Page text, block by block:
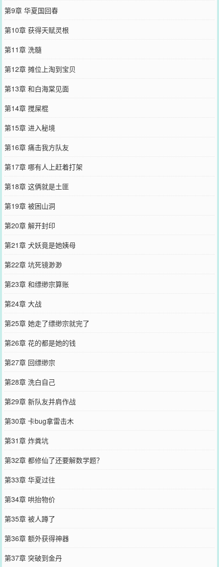
第9章 华夏国回春
第10章 获得天赋灵根
第11章 洗髓
第12章 摊位上淘到宝贝
第13章 和白海棠见面
第14章 搅屎棍
第15章 进入秘境
第16章 痛击我方队友
第17章 哪有人上赶着打架
第18章 这俩就是土匪
第19章 被困山洞
第20章 解开封印
第21章 犬妖竟是她姨母
第22章 坑死镜渺渺
第23章 和缥缈宗算账
第24章 大战
第25章 她走了缥缈宗就完了
第26章 花的都是她的钱
第27章 回缥缈宗
第28章 洗白自己
第29章 新队友并肩作战
第30章 卡bug拿雷击木
第31章 炸粪坑
第32章 都修仙了还要解数学题？
第33章 华夏过往
第34章 哄抬物价
第35章 被人蹲了
第36章 额外获得神器
第37章 突破到金丹